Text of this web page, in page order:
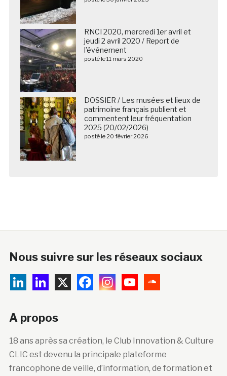
RNCI 2020, mercredi 1er avril et
jeudi 2 avril 2020 / Report de
l’événement
posté le 11 mars 2020
DOSSIER / Les musées et lieux de
patrimoine français publient et
commentent leur fréquentation
2025 (20/02/2026)
posté le 20 février 2026
Nous suivre sur les réseaux sociaux
A propos
18 ans après sa création, le Club Innovation & Culture
CLIC est devenu la principale plateforme
francophone de veille, d’information, de formation et